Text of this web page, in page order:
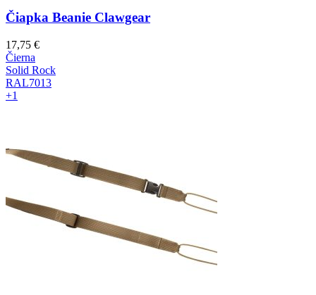
Čiapka Beanie Clawgear
17,75 €
Čierna
Solid Rock
RAL7013
+1